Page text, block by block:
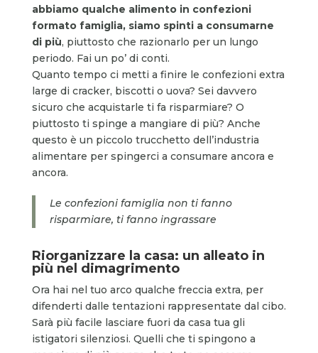
abbiamo qualche alimento in confezioni
formato famiglia, siamo spinti a consumarne
di più, piuttosto che razionarlo per un lungo
periodo. Fai un po’ di conti.
Quanto tempo ci metti a finire le confezioni extra
large di cracker, biscotti o uova? Sei davvero
sicuro che acquistarle ti fa risparmiare? O
piuttosto ti spinge a mangiare di più? Anche
questo è un piccolo trucchetto dell’industria
alimentare per spingerci a consumare ancora e
ancora.
Le confezioni famiglia non ti fanno
risparmiare, ti fanno ingrassare
Riorganizzare la casa: un alleato in
più nel dimagrimento
Ora hai nel tuo arco qualche freccia extra, per
difenderti dalle tentazioni rappresentate dal cibo.
Sarà più facile lasciare fuori da casa tua gli
istigatori silenziosi. Quelli che ti spingono a